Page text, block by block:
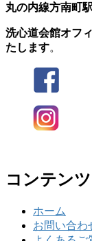
丸の内線方南町
洗心道会館オフ
たします。
コンテンツ
ホーム
お問い合わ